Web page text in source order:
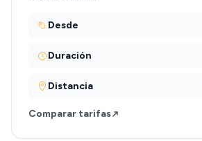
Desde
Duración
Distancia
Comparar tarifas